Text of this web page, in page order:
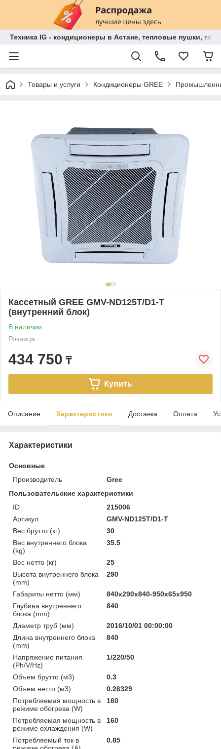
Техника IG - кондиционеры в Астане, тепловые пушки,
Товары и услуги Кондиционеры GREE
Кассетный GREE GMV-ND125T/D1-T
(внутренний блок)
В наличии
Розница
434 750 ₸
Купить
Описание Характеристики Доставка Оплата
Характеристики
Основные
Производитель
Gree
Пользовательские характеристики
ID
215006
Артикул
GMV-ND125T/D1-T
Вес брутто (кг)
30
Вес внутреннего блока
(kg)
35.5
Вес нетто (кг)
25
Высота внутреннего блока
(mm)
290
Габариты нетто (мм)
840x290x840-950x65x950
Глубина внутреннего
блока (mm)
840
Диаметр труб (мм)
2016/10/01 00:00:00
Длина внутреннего блока
(mm)
840
Напряжение питания
(Ph/V/Hz)
1/220/50
Объем брутто (м3)
0.3
Объем нетто (м3)
0.26329
Потребляемая мощность в
режиме обогрева (W)
160
Потребляемая мощность в
режиме охлаждения (W)
160
Потребляемый ток в
0.85